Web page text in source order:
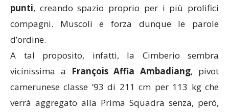
punti, creando spazio proprio per i più prolifici
compagni. Muscoli e forza dunque le parole
d’ordine.
A tal proposito, infatti, la Cimberio sembra
vicinissima a François Affia Ambadiang, pivot
camerunese classe ’93 di 211 cm per 113 kg che
verrà aggregato alla Prima Squadra senza, però,